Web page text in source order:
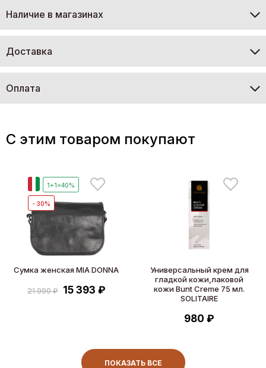
Наличие в магазинах
Доставка
Оплата
C этим товаром покупают
1+1=40%
- 30%
Сумка женская MIA DONNA
21 990 ₽ 15 393 ₽
Универсальный крем для
гладкой кожи,лаковой
кожи Bunt Creme 75 мл.
SOLITAIRE
980 ₽
ПОКАЗАТЬ ВСЕ